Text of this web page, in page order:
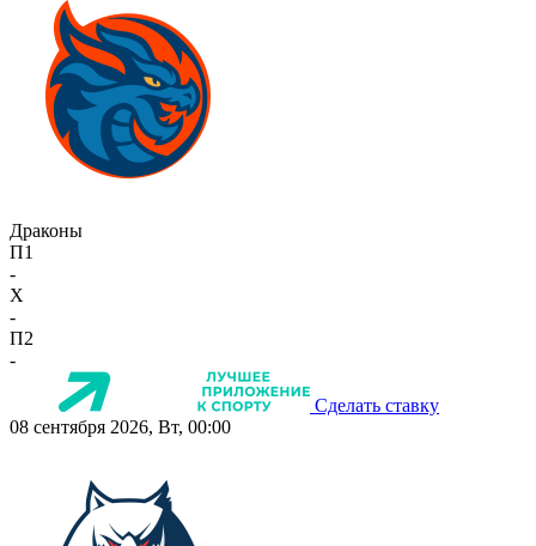
Драконы
П1
-
X
-
П2
-
Сделать ставку
08 сентября 2026, Вт, 00:00